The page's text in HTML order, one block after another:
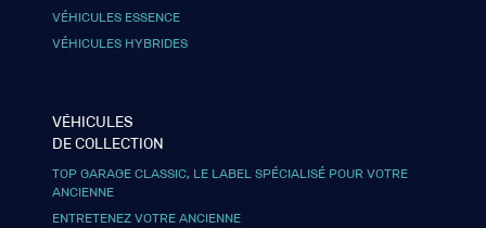
VÉHICULES ESSENCE
VÉHICULES HYBRIDES
VÉHICULES
DE COLLECTION
TOP GARAGE CLASSIC, LE LABEL SPÉCIALISÉ POUR VOTRE
ANCIENNE
ENTRETENEZ VOTRE ANCIENNE